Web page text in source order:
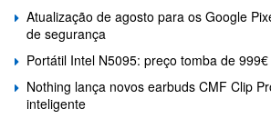
Atualização de agosto para os Google
de segurança
Portátil Intel N5095: preço tomba de
Nothing lança novos earbuds CMF Clip
inteligente